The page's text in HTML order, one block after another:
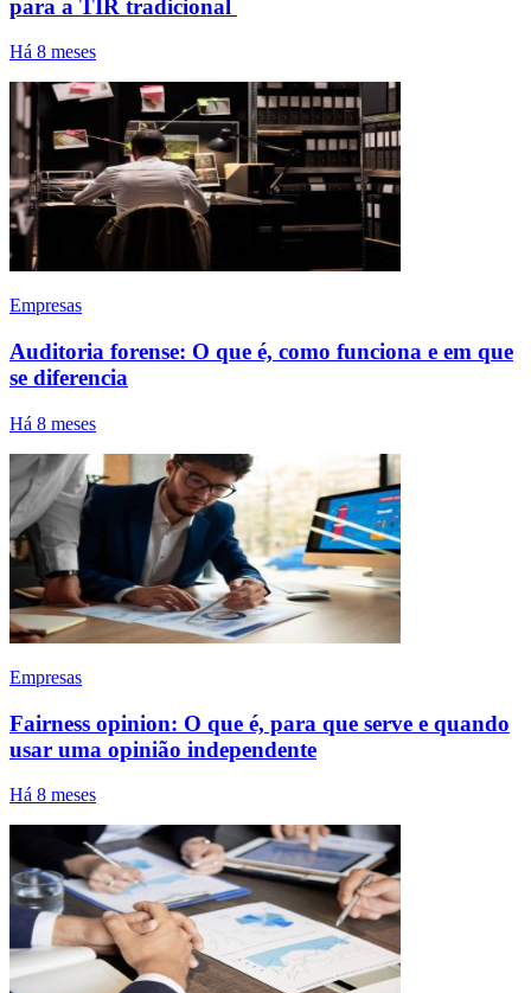
para a TIR tradicional
Há 8 meses
Empresas
Auditoria forense: O que é, como funciona e em que
se diferencia
Há 8 meses
Empresas
Fairness opinion: O que é, para que serve e quando
usar uma opinião independente
Há 8 meses